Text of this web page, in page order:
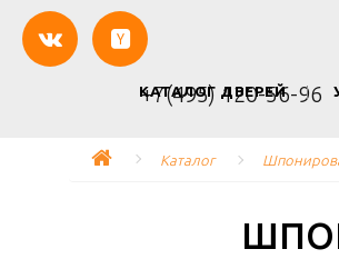
+7(495) 120-56-96
КАТАЛОГ ДВЕРЕЙ
Каталог